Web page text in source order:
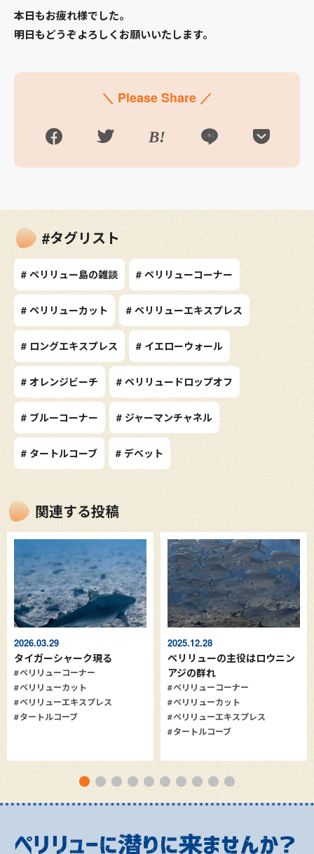
本日もお疲れ様でした。
明日もどうぞよろしくお願いいたします。
＼ Please Share ／
#タグリスト
# ペリリュー島の雑談 # ペリリューコーナー
# ペリリューカット # ペリリューエキスプレス
# ロングエキスプレス # イエローウォール
# オレンジビーチ # ペリリュードロップオフ
# ブルーコーナー # ジャーマンチャネル
# タートルコーブ # デベット
関連する投稿
2026.03.29
タイガーシャーク現る
ペリリューコーナー
ペリリューカット
ペリリューエキスプレス
タートルコーブ
2025.12.28
ペリリューの主役はロウニン
アジの群れ
ペリリューコーナー
ペリリューカット
ペリリューエキスプレス
タートルコーブ